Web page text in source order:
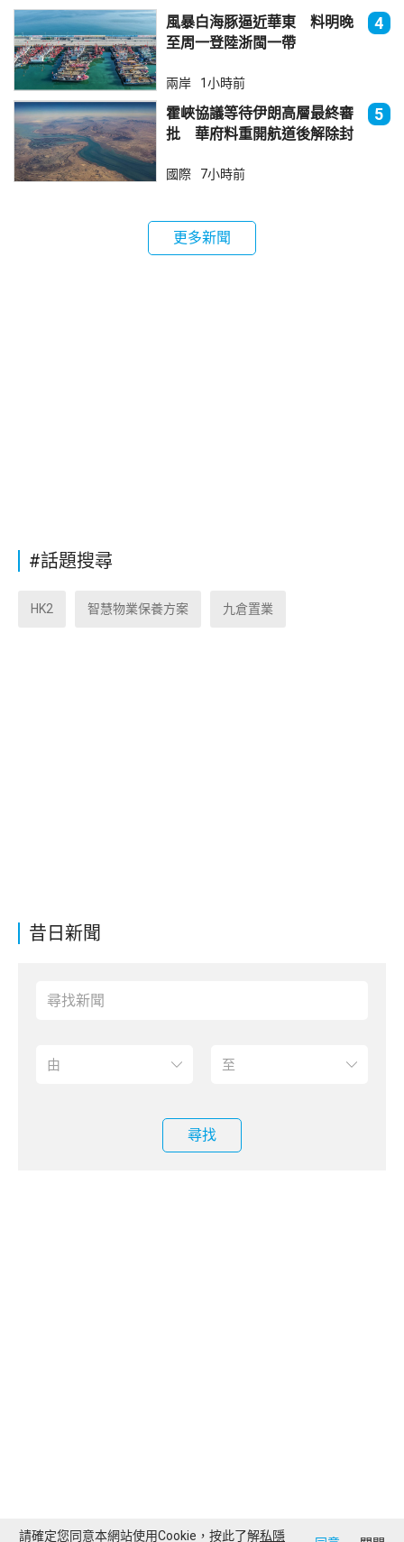
昔日新聞
尋找
風暴白海豚逼近華東 料明晚
至周一登陸浙閩一帶
4
兩岸 1小時前
霍峽協議等待伊朗高層最終審
批 華府料重開航道後解除封
5
國際 7小時前
更多新聞
#話題搜尋
HK2 智慧物業保養方案 九倉置業
請確定您同意本網站使用Cookie，按此了解私隱